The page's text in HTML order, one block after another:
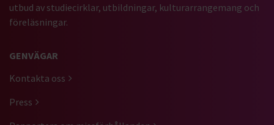
utbud av studiecirklar, utbildningar, kulturarrangemang och
föreläsningar.
GENVÄGAR
Kontakta oss
Press